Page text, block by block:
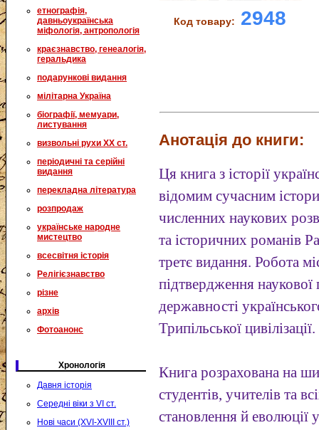
етнографія,
давньоукраїнська
міфологія, антропологія
краєзнавство, генеалогія,
геральдика
подарункові видання
мілітарна Україна
біографії, мемуари,
листування
визвольні рухи XX ст.
періодичні та серійні
видання
перекладна література
розпродаж
українське народне
мистецтво
всесвітня історія
Релігієзнавство
різне
архів
Фотоанонс
Хронологія
Давня історія
Середні віки з VI ст.
Нові часи (XVI-XVIII ст.)
Код товару: 2948
Анотація до книги:
Ця книга з історії
відомим сучасним
численних наукових
та історичних романів
третє видання. Робота
підтвердження наукової
державності
Трипільської цивілізації.
Книга розрахована на
студентів, учителів та
становлення й еволюції